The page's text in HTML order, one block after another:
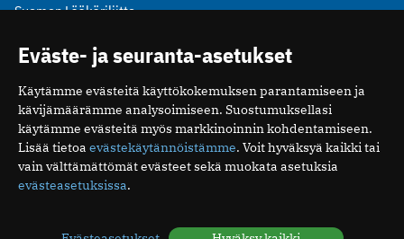
Suomen Lääkäriliitto
00510 Helsinki
puh. (09) 393 091
toimitus@potilaanlaakarilehti.fi
ISSN 2323-9476
Eväste- ja seuranta-asetukset
Käytämme evästeitä käyttökokemuksen parantamiseen ja
kävijämäärämme analysoimiseen. Suostumuksellasi
käytämme evästeitä myös markkinoinnin kohdentamiseen.
Lisää tietoa evästekäytännöistämme. Voit hyväksyä kaikki tai
vain välttämättömät evästeet sekä muokata asetuksia
evästeasetuksissa.